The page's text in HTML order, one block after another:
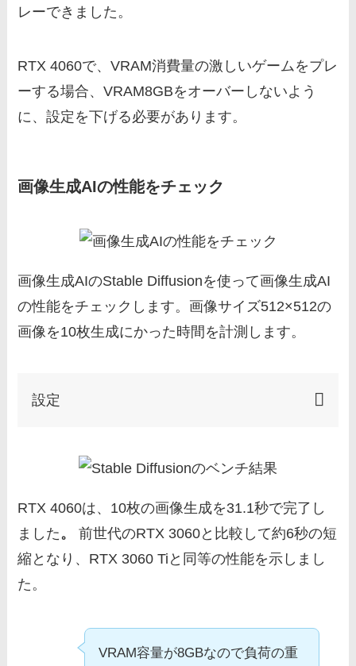
レーできました。
RTX 4060で、VRAM消費量の激しいゲームをプレ
ーする場合、VRAM8GBをオーバーしないよう
に、設定を下げる必要があります。
画像生成AIの性能をチェック
画像生成AIのStable Diffusionを使って画像生成AI
の性能をチェックします。画像サイズ512×512の
画像を10枚生成にかった時間を計測します。
設定
RTX 4060は、10枚の画像生成を31.1秒で完了し
ました 。
前世代のRTX 3060と比較して約6秒の短
縮となり、RTX 3060 Tiと同等の性能を示しまし
た。
VRAM容量が8GBなので負荷の重